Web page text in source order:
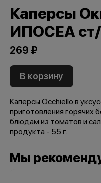
Каперсы
ИПОСЕА ст/
269 ₽
В корзину
Каперсы Occhiello в
приготовления горячих
блюдам из томатов и
продукта - 55 г.
Мы